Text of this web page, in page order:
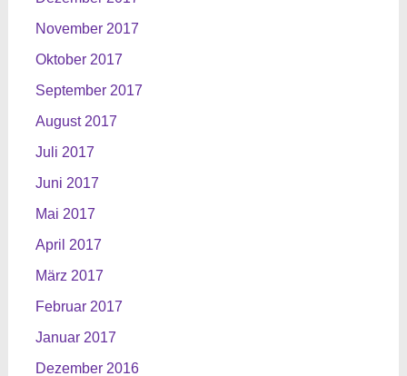
November 2017
Oktober 2017
September 2017
August 2017
Juli 2017
Juni 2017
Mai 2017
April 2017
März 2017
Februar 2017
Januar 2017
Dezember 2016